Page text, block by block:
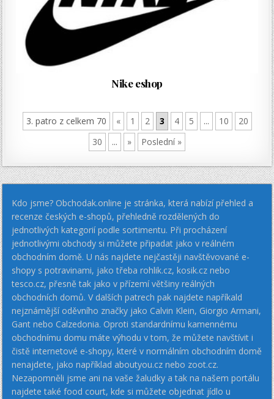
Nike eshop
3. patro z celkem 70 « 1 2 3 4 5 ... 10
20
30
... » Poslední »
Kdo jsme? Obchodak.online je stránka, která nabízí přehled a
recenze českých e-shopů, přehledně rozdělených do
jednotlivých kategorií podle sortimentu. Při procházení
jednotlivými obchody si můžete připadat jako v reálném
obchodním domě. U nás najdete nejčastěji navštěvované e-
shopy s potravinami, jako třeba rohlik.cz, kosik.cz nebo
tesco.cz, přesně tak jako v přízemí většiny reálných
obchodních domů. V dalších patrech pak najdete napříkald
nejznámější oděvního značky jako Calvin Klein, Giorgio Armani,
Gant nebo Calzedonia. Oproti standardnímu kamennému
obchodnímu domu máte výhodu v tom, že můžete navštívit i
čistě internetové e-shopy, které v normálním obchodním domě
nenajdete, jako například aboutyou.cz nebo zoot.cz.
Nezapomněli jsme ani na vaše žaludky a tak na našem portálu
najdete také food court, kde si můžete objednat jídlo u